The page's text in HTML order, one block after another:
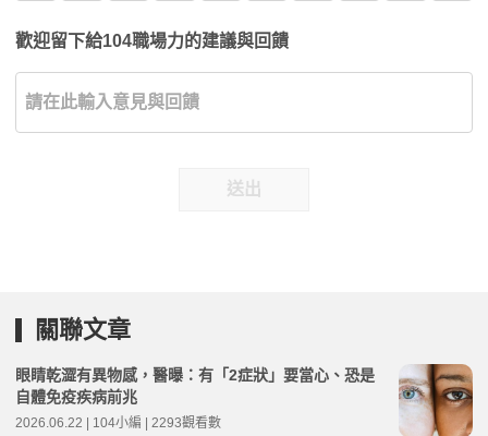
歡迎留下給104職場力的建議與回饋
送出
關聯文章
眼睛乾澀有異物感，醫曝：有「2症狀」要當心、恐是
自體免疫疾病前兆
2026.06.22 | 104小編 | 2293觀看數